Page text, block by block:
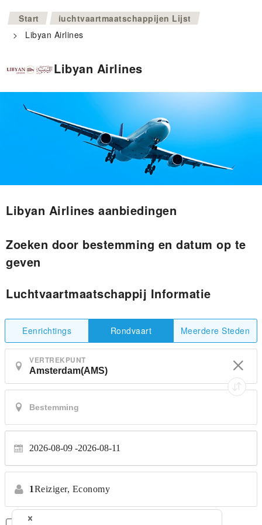
Start >
luchtvaartmaatschappijen Lijst
>
Libyan Airlines
Libyan Airlines
Libyan Airlines aanbiedingen
Zoeken door bestemming en datum op te
geven
Luchtvaartmaatschappij Informatie
Eenrichtings Rondvaart Meerdere Steden
VERTREKPUNT
2026-08-09 2026-08-11
1Reiziger, Economy